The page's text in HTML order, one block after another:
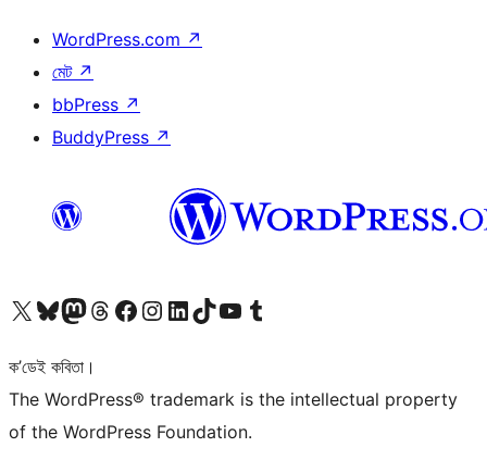
WordPress.com ↗
মেট ↗
bbPress ↗
BuddyPress ↗
আমাৰ X (আগৰ Twitter) একাউণ্টলৈ যাওকআমাৰ Bluesky একাউণ্টলৈ যাওকআমাৰ Mastodon একাউণ্টলৈ যাওকআমাৰ Threads একাউণ্টলৈ যাওকআমাৰ Facebook পৃষ্ঠালৈ যাওকআমাৰ Instagram একাউণ্টলৈ যাওকআমাৰ LinkedIn একাউণ্টলৈ যাওকআমাৰ TikTok একাউণ্টলৈ যাওকআমাৰ YouTube চেনেললৈ যাওকআমাৰ Tumblr একাউণ্টলৈ যাওক
ক’ডেই কবিতা।
The WordPress® trademark is the intellectual property
of the WordPress Foundation.